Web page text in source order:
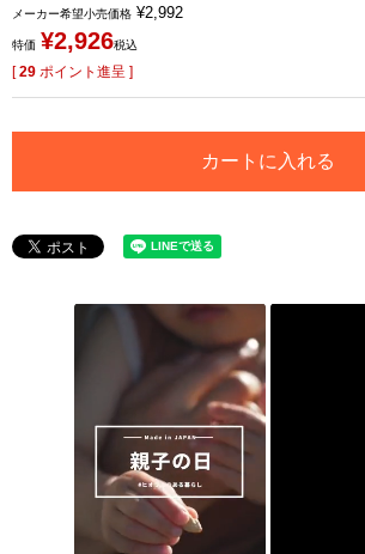
メーカー希望小売価格 ¥2,992
特価 ¥2,926税込
[29 ポイント進呈 ]
カートに入れる